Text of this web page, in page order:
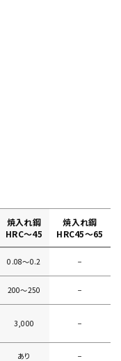
焼入れ鋼
HRC～45
焼入れ鋼
HRC45～65
0.08〜0.2 −
200〜250 −
3,000 −
あり −